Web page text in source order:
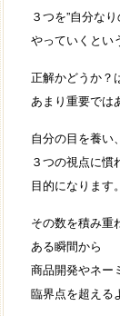
３つを”自分な
やっていくとい
正解かどうか？
あまり重要では
自分の目を養い、
３つの視点に慣
目的になります。
その数を積み重
ある瞬間から
商品開発やネー
臨界点を超える